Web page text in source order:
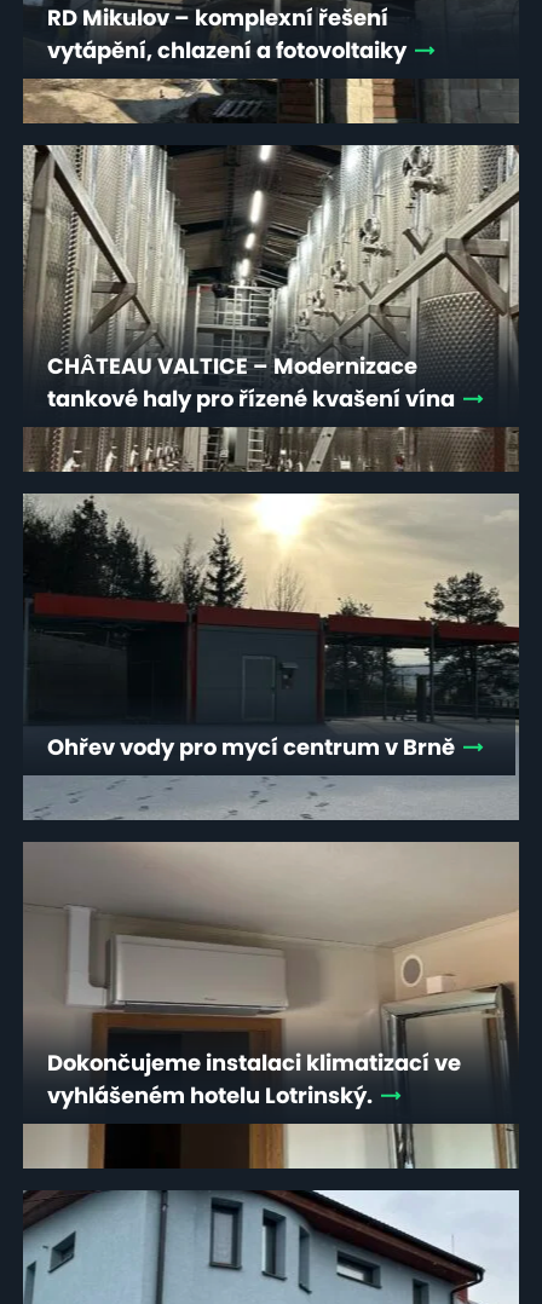
RD Mikulov – komplexní řešení
vytápění, chlazení a fotovoltaiky
CHÂTEAU VALTICE – Modernizace
tankové haly pro řízené kvašení vína
Ohřev vody pro mycí centrum v Brně
Dokončujeme instalaci klimatizací ve
vyhlášeném hotelu Lotrinský.